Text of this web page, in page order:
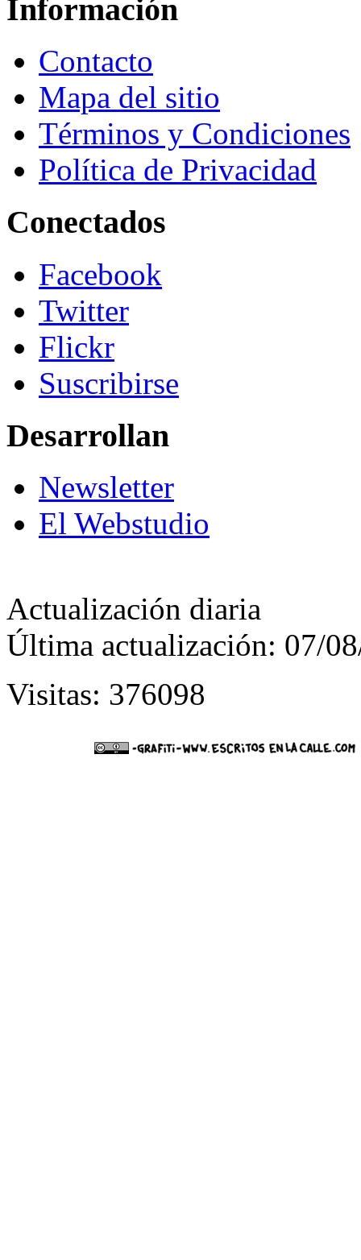
Información
Contacto
Mapa del sitio
Términos y Condiciones
Política de Privacidad
Conectados
Facebook
Twitter
Flickr
Suscribirse
Desarrollan
Newsletter
El Webstudio
Actualización diaria
Última actualización: 07/
Visitas: 376098